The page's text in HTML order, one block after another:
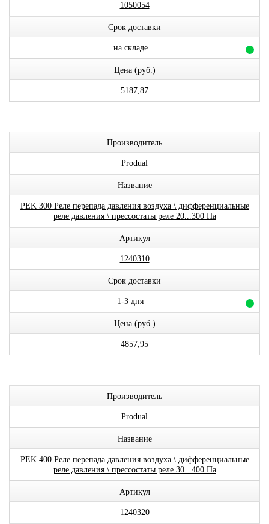
1050054
Срок доставки
на складе
Цена (руб.)
5187,87
Производитель
Produal
Название
PEK 300 Реле перепада давления воздуха \ дифференциальные
реле давления \ прессостаты реле 20...300 Па
Артикул
1240310
Срок доставки
1-3 дня
Цена (руб.)
4857,95
Производитель
Produal
Название
PEK 400 Реле перепада давления воздуха \ дифференциальные
реле давления \ прессостаты реле 30...400 Па
Артикул
1240320